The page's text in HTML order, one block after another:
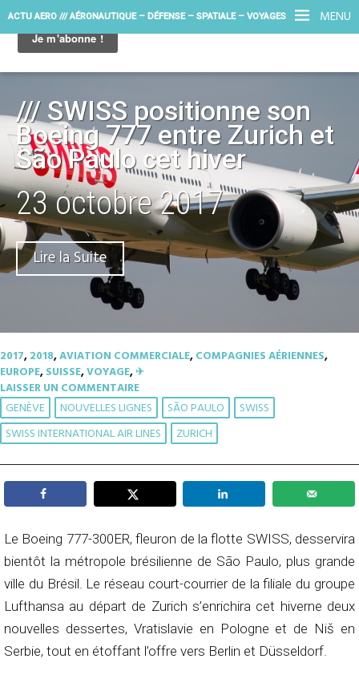
MENU
ACTU AERO /// AÉRONAUTIQUE – DÉFENSE – SPATIALE – VOYAGES
/// SWISS positionne son
Boeing 777 entre Zurich et
São Paulo cet hiver
23 octobre 2017
Lire la Suite
2017,2018,AVIATION COMMERCIALE,COMPAGNIES AÉRIENNES,
EUROPE,SUISSE,VOYAGE,✈︎
LAISSER UN COMMENTAIRE
GENÈVE NOUVELLES LIGNES SÃO PAULO
SWISS
SWISS INTERNATIONAL AIR LINES
ZURICH
Le Boeing 777-300ER, fleuron de la flotte SWISS, desservira
bientôt la métropole brésilienne de São Paulo, plus grande
ville du Brésil. Le réseau court-courrier de la filiale du groupe
Lufthansa au départ de Zurich s’enrichira cet hiverne deux
nouvelles dessertes, Vratislavie en Pologne et de Niš en
Serbie, tout en étoffant l’offre vers Berlin et Düsseldorf.